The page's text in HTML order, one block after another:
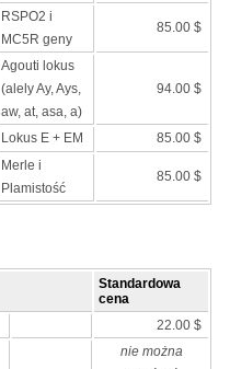
RSPO2 i
MC5R geny
85.00 $
Agouti lokus
(alely Ay, Ays,
aw, at, asa, a)
94.00 $
Lokus E + EM 85.00 $
Merle i
Plamistość
85.00 $
Standardowa
cena
22.00 $
nie można